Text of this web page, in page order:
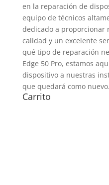
en la reparación de
equipo de técnicos
dedicado a proporcionar
calidad y un excelente
qué tipo de reparación
Edge 50 Pro, estamos
dispositivo a nuestras
que quedará como nuevo.
Carrito